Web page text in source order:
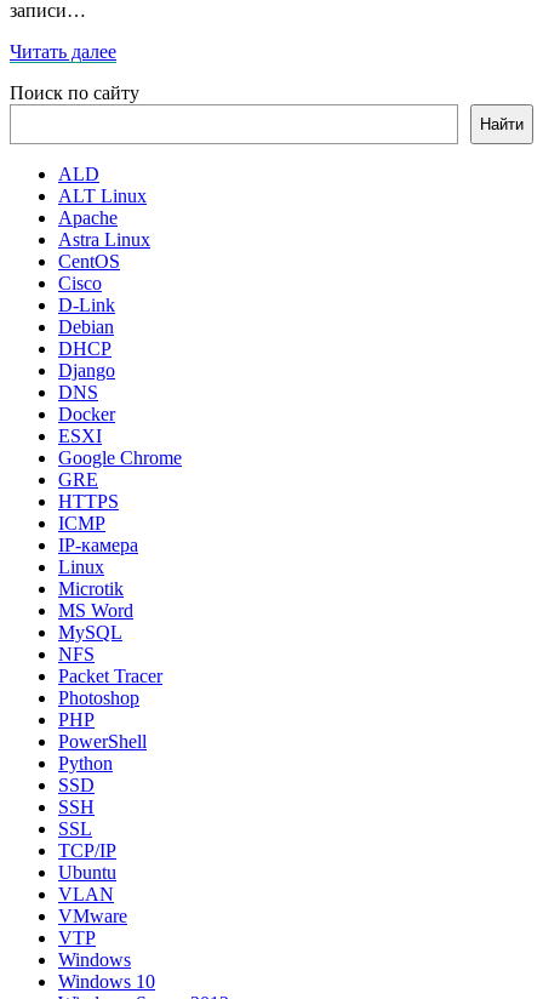
записи…
Читать далееЧитать
Поиск по сайту
Найти
ALD
ALT Linux
Apache
Astra Linux
CentOS
Cisco
D-Link
Debian
DHCP
Django
DNS
Docker
ESXI
Google Chrome
GRE
HTTPS
ICMP
IP-камера
Linux
Microtik
MS Word
MySQL
NFS
Packet Tracer
Photoshop
PHP
PowerShell
Python
SSD
SSH
SSL
TCP/IP
Ubuntu
VLAN
VMware
VTP
Windows
Windows 10